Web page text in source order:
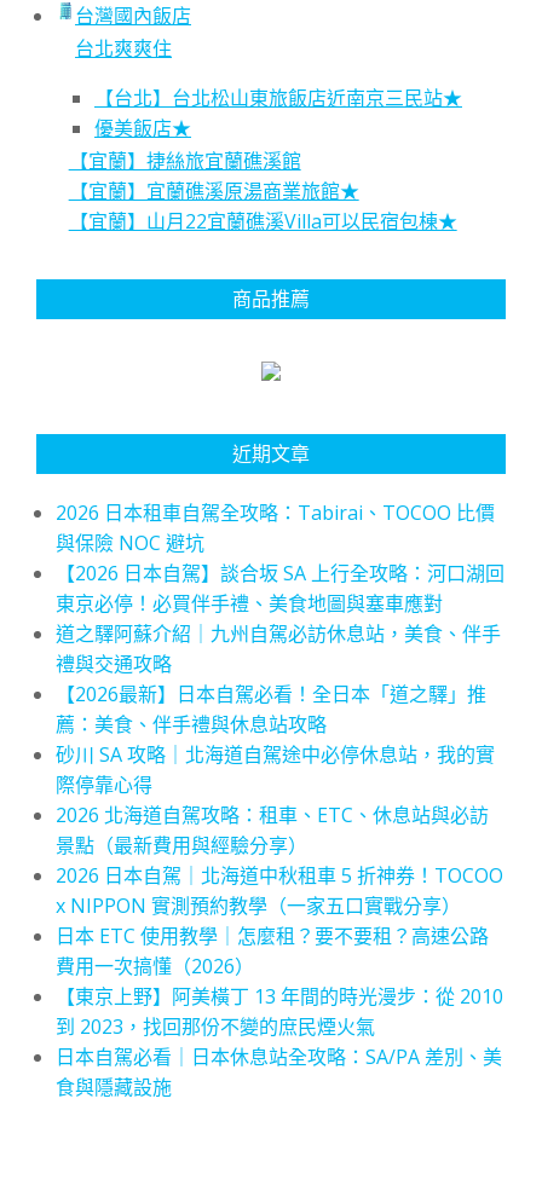
台灣國內飯店
台北爽爽住
【台北】台北松山東旅飯店近南京三民站★
優美飯店★
【宜蘭】捷絲旅宜蘭礁溪館
【宜蘭】宜蘭礁溪原湯商業旅館★
【宜蘭】山月22宜蘭礁溪Villa可以民宿包棟★
商品推薦
近期文章
2026 日本租車自駕全攻略：Tabirai、TOCOO 比價
與保險 NOC 避坑
【2026 日本自駕】談合坂 SA 上行全攻略：河口湖回
東京必停！必買伴手禮、美食地圖與塞車應對
道之驛阿蘇介紹｜九州自駕必訪休息站，美食、伴手
禮與交通攻略
【2026最新】日本自駕必看！全日本「道之驛」推
薦：美食、伴手禮與休息站攻略
砂川 SA 攻略｜北海道自駕途中必停休息站，我的實
際停靠心得
2026 北海道自駕攻略：租車、ETC、休息站與必訪
景點（最新費用與經驗分享）
2026 日本自駕｜北海道中秋租車 5 折神券！TOCOO
x NIPPON 實測預約教學（一家五口實戰分享）
日本 ETC 使用教學｜怎麼租？要不要租？高速公路
費用一次搞懂（2026）
【東京上野】阿美橫丁 13 年間的時光漫步：從 2010
到 2023，找回那份不變的庶民煙火氣
日本自駕必看｜日本休息站全攻略：SA/PA 差別、美
食與隱藏設施